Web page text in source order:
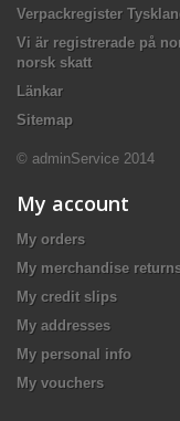
Verpackregister
Vi är registrerade på
norsk skatt
Länkar
Sitemap
© adminService 2014
My account
My orders
My merchandise
My credit slips
My addresses
My personal info
My vouchers